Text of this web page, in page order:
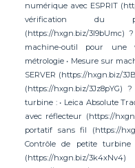
numérique avec ESPRIT
vérification du
(https://hxgn.biz/3I9bUmc)
machine-outil pour une
métrologie • Mesure sur
SERVER (https://hxgn.biz/
(https://hxgn.biz/3Jz8pYG)
turbine : • Leica Absolute
avec réflecteur (https://
portatif sans fil (https://
Contrôle de petite turbine
(https://hxgn.biz/